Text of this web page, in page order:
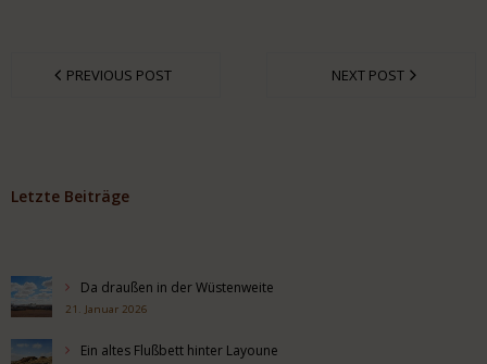
PREVIOUS POST NEXT POST
Letzte Beiträge
Da draußen in der Wüstenweite
21. Januar 2026
Ein altes Flußbett hinter Layoune